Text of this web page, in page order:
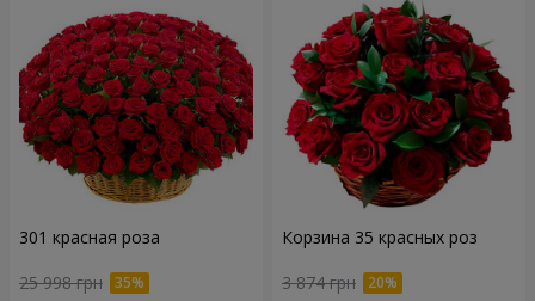
301 красная роза
25 998 грн
Корзина 35 красных роз
3 874 грн